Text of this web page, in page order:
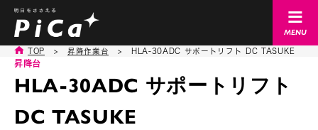
TOP > 昇降作業台 > HLA-30ADC サポートリフト DC TASUKE
HLA-30ADC サポートリフト
DC TASUKE
昇降台